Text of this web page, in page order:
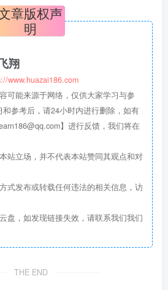
章版权声
明
翔
www.huazai186.com
可能来源于网络，仅供大家学习与参
参考后，请24小时内进行删除，如有
】进行反馈，我们将在
站立场，并不代表本站赞同其观点和对
式发布或转载任何违法的相关信息，访
盘，如发现链接失效，请联系我们我们
THE END